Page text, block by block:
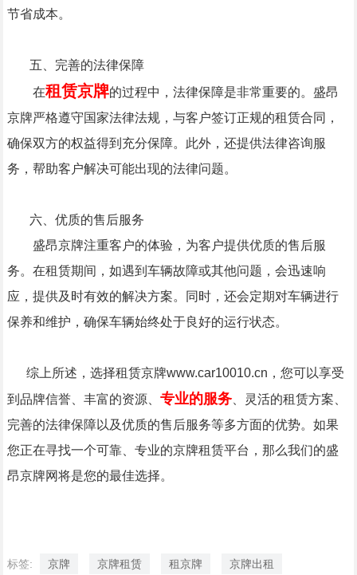
节省成本。
五、完善的法律保障
在租赁京牌的过程中，法律保障是非常重要的。盛昂
京牌严格遵守国家法律法规，与客户签订正规的租赁合同，
确保双方的权益得到充分保障。此外，还提供法律咨询服
务，帮助客户解决可能出现的法律问题。
六、优质的售后服务
盛昂京牌注重客户的体验，为客户提供优质的售后服
务。在租赁期间，如遇到车辆故障或其他问题，会迅速响
应，提供及时有效的解决方案。同时，还会定期对车辆进行
保养和维护，确保车辆始终处于良好的运行状态。
综上所述，选择租赁京牌www.car10010.cn，您可以享受
到品牌信誉、丰富的资源、 专业的服务、灵活的租赁方案、
完善的法律保障以及优质的售后服务等多方面的优势。如果
您正在寻找一个可靠、专业的京牌租赁平台，那么我们的盛
昂京牌网将是您的最佳选择。
标签: 京牌 京牌租赁 租京牌 京牌出租